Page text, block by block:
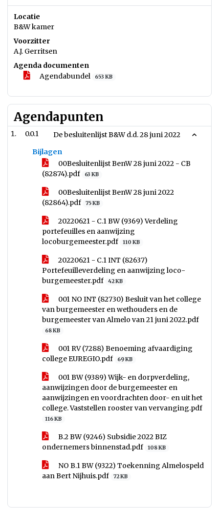
Locatie
B&W kamer
Voorzitter
A.J. Gerritsen
Agenda documenten
Agendabundel
653 KB
Agendapunten
0.0.1
De besluitenlijst B&W d.d. 28 juni 2022
Bijlagen
00Besluitenlijst BenW 28 juni 2022 - CB
(82874).pdf
63 KB
00Besluitenlijst BenW 28 juni 2022
(82864).pdf
75 KB
20220621 - C.1 BW (9369) Verdeling
portefeuilles en aanwijzing
locoburgemeester.pdf
110 KB
20220621 - C.1 INT (82637)
Portefeuilleverdeling en aanwijzing loco-
burgemeester.pdf
42 KB
001 NO INT (82730) Besluit van het college
van burgemeester en wethouders en de
burgemeester van Almelo van 21 juni 2022.pdf
68 KB
001 RV (7288) Benoeming afvaardiging
college EUREGIO.pdf
69 KB
001 BW (9389) Wijk- en dorpverdeling,
aanwijzingen door de burgemeester en
aanwijzingen en voordrachten door- en uit het
college. Vaststellen rooster van vervanging.pdf
116 KB
B.2 BW (9246) Subsidie 2022 BIZ
ondernemers binnenstad.pdf
108 KB
NO B.1 BW (9322) Toekenning Almelospeld
aan Bert Nijhuis.pdf
72 KB